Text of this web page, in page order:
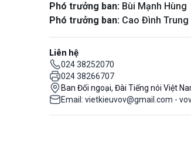
Phó trưởng ban: Bùi Mạnh Hùng
Phó trưởng ban: Cao Đình Trung
Liên hệ
024 38252070
024 38266707
Ban Đối ngoại, Đài Tiếng nói Việt
Email: vietkieuvov@gmail.com -